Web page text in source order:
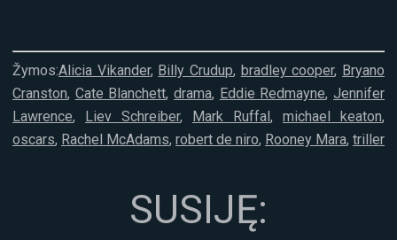
Žymos:Alicia Vikander, Billy Crudup, bradley cooper, Bryano
Cranston, Cate Blanchett,drama, Eddie Redmayne,Jennifer
Lawrence, Liev Schreiber, Mark Ruffal, michael keaton,
oscars, Rachel McAdams, robert de niro, Rooney Mara, triller
SUSIJĘ: